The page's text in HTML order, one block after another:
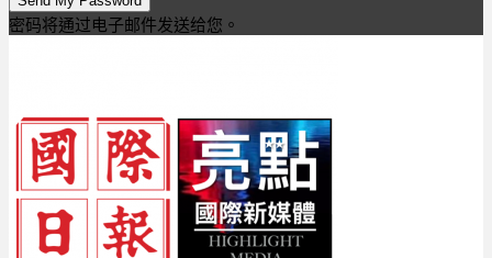
密码将通过电子邮件发送给您。